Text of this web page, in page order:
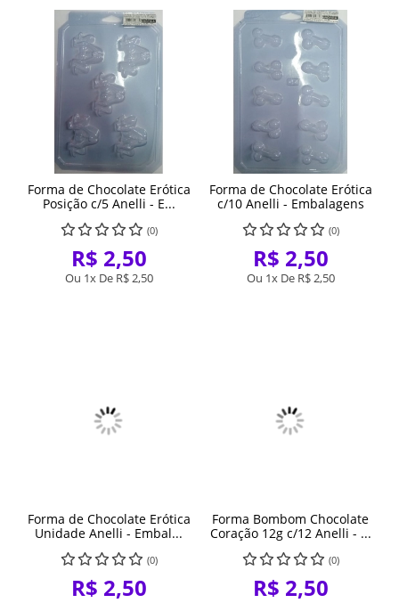
Forma de Chocolate Erótica
Posição c/5 Anelli - E...
(0)
R$ 2,50
Ou 1x De R$ 2,50
Forma de Chocolate Erótica
c/10 Anelli - Embalagens
(0)
R$ 2,50
Ou 1x De R$ 2,50
Forma de Chocolate Erótica
Unidade Anelli - Embal...
(0)
R$ 2,50
Forma Bombom Chocolate
Coração 12g c/12 Anelli - ...
(0)
R$ 2,50